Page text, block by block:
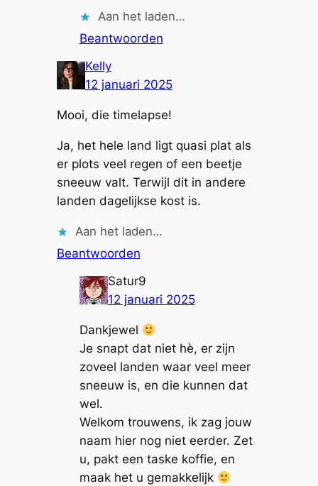
Aan het laden…
Beantwoorden
Kelly
12 januari 2025
Mooi, die timelapse!
Ja, het hele land ligt quasi plat als
er plots veel regen of een beetje
sneeuw valt. Terwijl dit in andere
landen dagelijkse kost is.
Aan het laden…
Beantwoorden
Satur9
12 januari 2025
Dankjewel
Je snapt dat niet hè, er zijn
zoveel landen waar veel meer
sneeuw is, en die kunnen dat
wel.
Welkom trouwens, ik zag jouw
naam hier nog niet eerder. Zet
u, pakt een taske koffie, en
maak het u gemakkelijk